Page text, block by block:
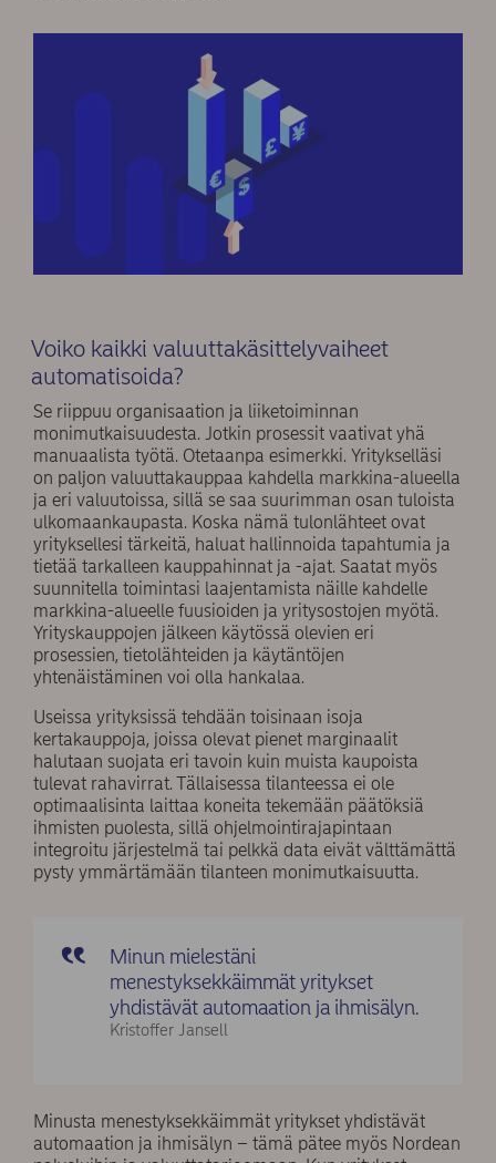
Voiko kaikki valuuttakäsittelyvaiheet
automatisoida?
Se riippuu organisaation ja liiketoiminnan
monimutkaisuudesta. Jotkin prosessit vaativat yhä
manuaalista työtä. Otetaanpa esimerkki. Yritykselläsi
on paljon valuuttakauppaa kahdella markkina-alueella
ja eri valuutoissa, sillä se saa suurimman osan tuloista
ulkomaankaupasta. Koska nämä tulonlähteet ovat
yrityksellesi tärkeitä, haluat hallinnoida tapahtumia ja
tietää tarkalleen kauppahinnat ja -ajat. Saatat myös
suunnitella toimintasi laajentamista näille kahdelle
markkina-alueelle fuusioiden ja yritysostojen myötä.
Yrityskauppojen jälkeen käytössä olevien eri
prosessien, tietolähteiden ja käytäntöjen
yhtenäistäminen voi olla hankalaa.
Useissa yrityksissä tehdään toisinaan isoja
kertakauppoja, joissa olevat pienet marginaalit
halutaan suojata eri tavoin kuin muista kaupoista
tulevat rahavirrat. Tällaisessa tilanteessa ei ole
optimaalisinta laittaa koneita tekemään päätöksiä
ihmisten puolesta, sillä ohjelmointirajapintaan
integroitu järjestelmä tai pelkkä data eivät välttämättä
pysty ymmärtämään tilanteen monimutkaisuutta.
Minun mielestäni
menestyksekkäimmät yritykset
yhdistävät automaation ja ihmisälyn.
Kristoffer Jansell
Minusta menestyksekkäimmät yritykset yhdistävät
automaation ja ihmisälyn – tämä pätee myös Nordean